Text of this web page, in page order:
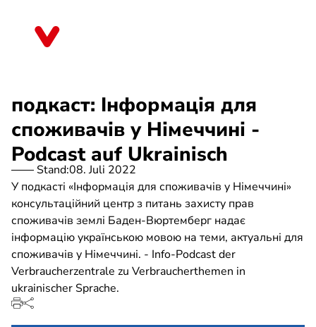
подкаст: Інформація для
споживачів у Німеччині -
Podcast auf Ukrainisch
Stand:08. Juli 2022
У подкасті «Інформація для споживачів у Німеччині»
консультаційний центр з питань захисту прав
споживачів землі Баден-Вюртемберг надає
інформацію українською мовою на теми, актуальні для
споживачів у Німеччині. - Info-Podcast der
Verbraucherzentrale zu Verbraucherthemen in
ukrainischer Sprache.